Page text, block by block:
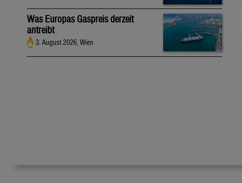
Was Europas Gaspreis derzeit
antreibt
3. August 2026, Wien